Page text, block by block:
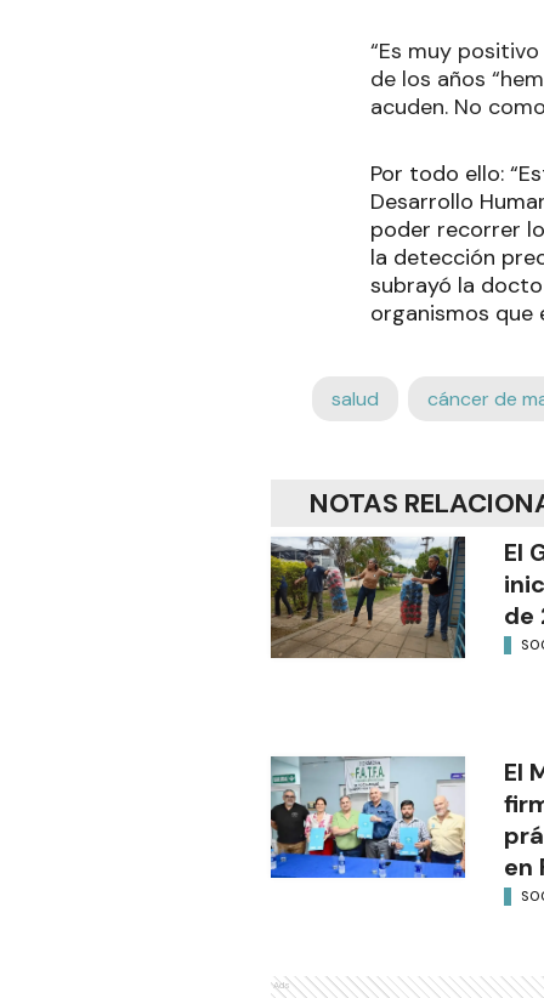
“Es muy
de los años
acuden. No
Por todo ello:
Desarrollo
poder recorrer
la detección
subrayó la
organismos que
salud cáncer de
NOTAS
El
de
El
en
Ads